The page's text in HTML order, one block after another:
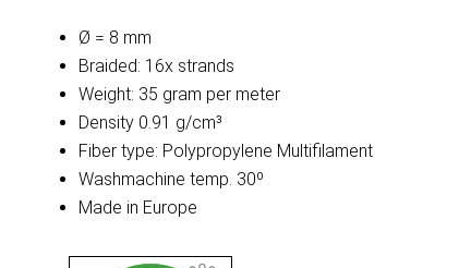
Ø = 8 mm
Braided: 16x strands
Weight: 35 gram per meter
Density 0.91 g/cm³
Fiber type: Polypropylene Multifilament
Washmachine temp. 30º
Made in Europe